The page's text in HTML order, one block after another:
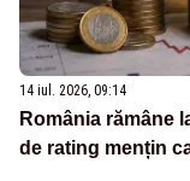
14 iul. 2026, 09:14
România rămâne
de rating mențin